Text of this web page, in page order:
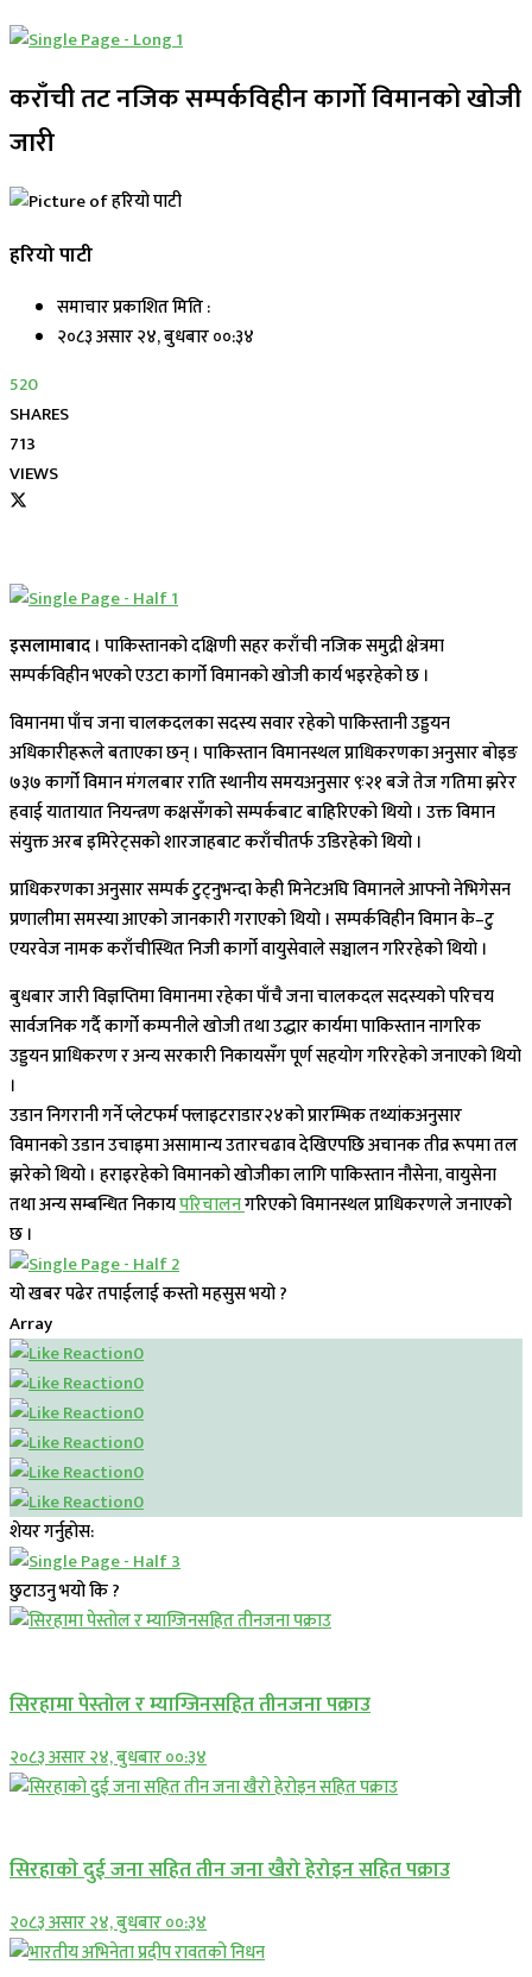
कराँची तट नजिक सम्पर्कविहीन कार्गो विमानको खोजी
जारी
हरियो पाटी
समाचार प्रकाशित मिति :
२०८३ असार २४, बुधबार ००:३४
520
SHARES
713
VIEWS
इसलामाबाद । पाकिस्तानको दक्षिणी सहर कराँची नजिक समुद्री क्षेत्रमा
सम्पर्कविहीन भएको एउटा कार्गो विमानको खोजी कार्य भइरहेको छ ।
विमानमा पाँच जना चालकदलका सदस्य सवार रहेको पाकिस्तानी उड्डयन
अधिकारीहरूले बताएका छन् । पाकिस्तान विमानस्थल प्राधिकरणका अनुसार बोइङ
७३७ कार्गो विमान मंगलबार राति स्थानीय समयअनुसार ९ः२१ बजे तेज गतिमा झरेर
हवाई यातायात नियन्त्रण कक्षसँगको सम्पर्कबाट बाहिरिएको थियो । उक्त विमान
संयुक्त अरब इमिरेट्सको शारजाहबाट कराँचीतर्फ उडिरहेको थियो ।
प्राधिकरणका अनुसार सम्पर्क टुट्नुभन्दा केही मिनेटअघि विमानले आफ्नो नेभिगेसन
प्रणालीमा समस्या आएको जानकारी गराएको थियो । सम्पर्कविहीन विमान के–टु
एयरवेज नामक कराँचीस्थित निजी कार्गो वायुसेवाले सञ्चालन गरिरहेको थियो ।
बुधबार जारी विज्ञप्तिमा विमानमा रहेका पाँचै जना चालकदल सदस्यको परिचय
सार्वजनिक गर्दै कार्गो कम्पनीले खोजी तथा उद्धार कार्यमा पाकिस्तान नागरिक
उड्डयन प्राधिकरण र अन्य सरकारी निकायसँग पूर्ण सहयोग गरिरहेको जनाएको थियो
।
उडान निगरानी गर्ने प्लेटफर्म फ्लाइटराडार२४को प्रारम्भिक तथ्यांकअनुसार
विमानको उडान उचाइमा असामान्य उतारचढाव देखिएपछि अचानक तीव्र रूपमा तल
झरेको थियो । हराइरहेको विमानको खोजीका लागि पाकिस्तान नौसेना, वायुसेना
तथा अन्य सम्बन्धित निकायपरिचालनगरिएको विमानस्थल प्राधिकरणले जनाएको
छ ।
यो खबर पढेर तपाईलाई कस्तो महसुस भयो ?
Array
0
0
0
0
0
0
शेयर गर्नुहोस:
छुटाउनु भयो कि ?
सिरहामा पेस्तोल र म्याग्जिनसहित तीनजना पक्राउ
२०८३ असार २४, बुधबार ००:३४
सिरहाकाे दुई जना सहित तीन जना खैरो हेरोइन सहित पक्राउ
२०८३ असार २४, बुधबार ००:३४